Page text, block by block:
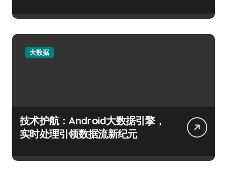
大数据
技术护航：Android大数据引擎，
实时处理引领数据流新纪元